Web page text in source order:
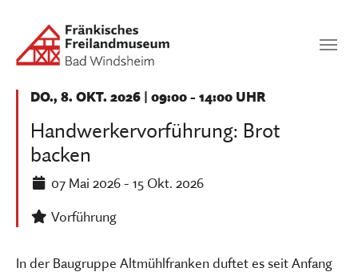
SUCHEN
Handwerkervorführung: Brot
backen
DO., 8. OKT. 2026 | 09:00 - 14:00 UHR
07 Mai 2026- 15 Okt. 2026
Vorführung
In der Baugruppe Altmühlfranken duftet es seit Anfang